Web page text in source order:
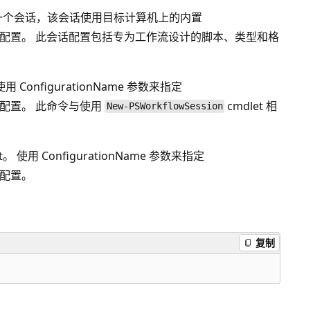
会话，该会话使用目标计算机上的内置
置。 此会话配置包括专为工作流设计的脚本、类型和格
用 ConfigurationName参数来指定
置。 此命令与使用 New-PSWorkflowSession cmdlet 相
使用 ConfigurationName参数来指定
置。
复制